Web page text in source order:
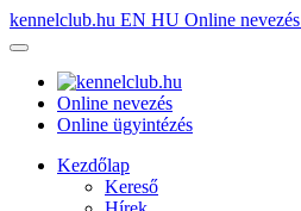
kennelclub.hu EN HU Online nevezés
Online nevezés
Online ügyintézés
Kezdőlap
Kereső